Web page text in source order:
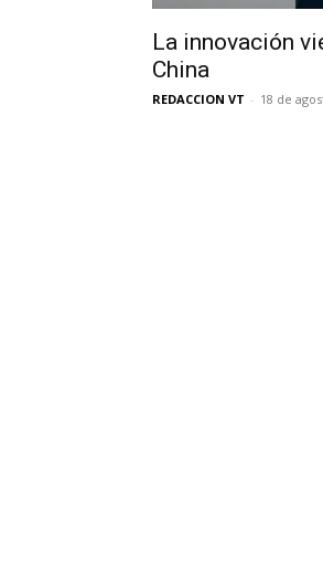
La innovación
China
REDACCION VT - 18 de